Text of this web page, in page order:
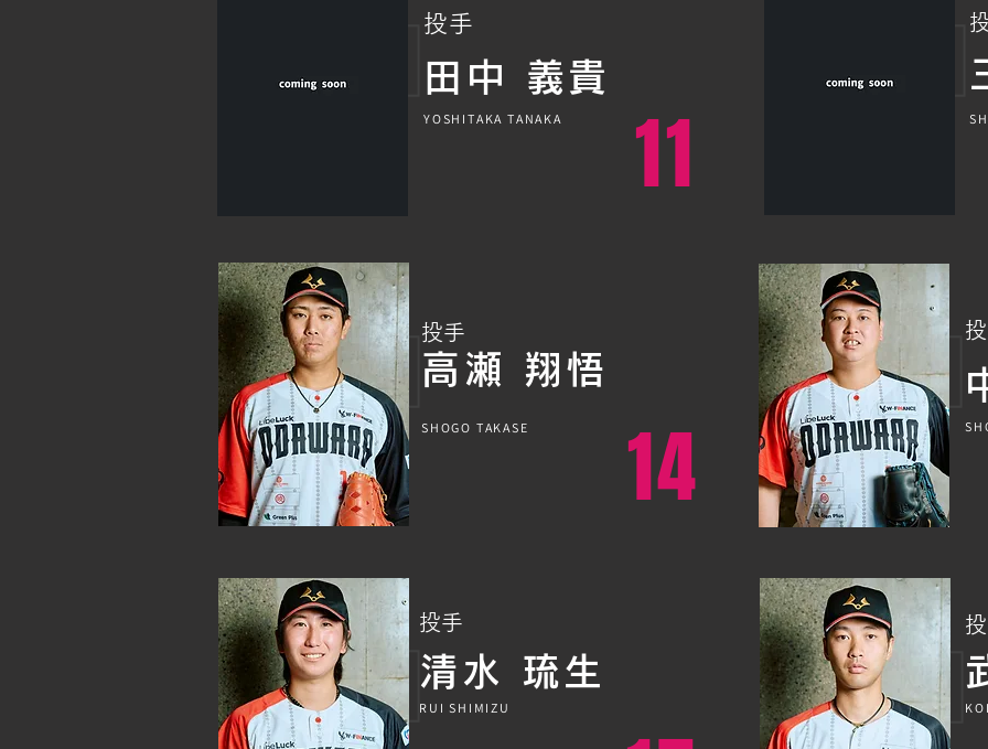
11
投手
​田中 義貴
YOSHITAKA TANAKA
14
​投手
高瀬 翔悟
SHOGO TAKASE
​投手
清水 琉生
RUI SHIMIZU